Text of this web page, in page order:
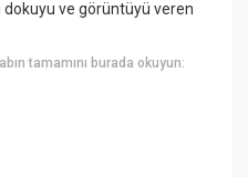
dokuyu ve görüntüyü veren
tamamını burada okuyun: